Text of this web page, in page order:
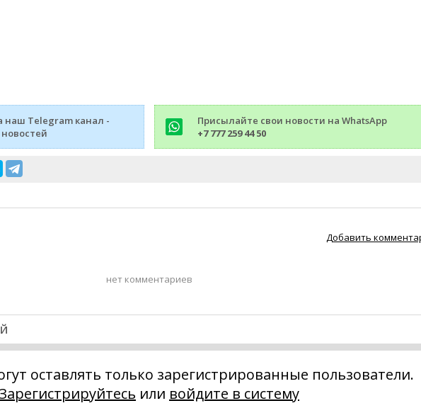
наш Telegram канал -
новостей
Присылайте свои новости на WhatsApp
+7 777 259 44 50
Добавить
нет комментариев
оставлять только зарегистрированные пользователи.
Зарегистрируйтесь или войдите в систему